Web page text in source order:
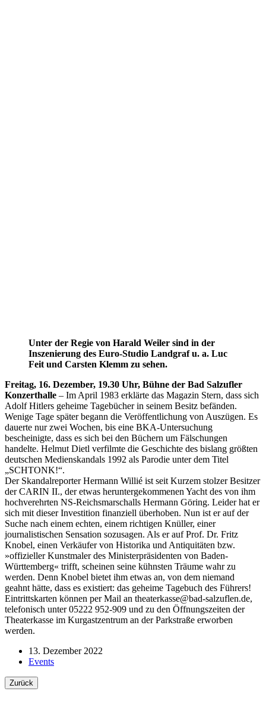
Unter der Regie von Harald Weiler sind in der
Inszenierung des Euro-Studio Landgraf u. a. Luc
Feit und Carsten Klemm zu sehen.
Freitag, 16. Dezember, 19.30 Uhr, Bühne der Bad Salzufler
Konzerthalle – Im April 1983 erklärte das Magazin Stern, dass sich
Adolf Hitlers geheime Tagebücher in seinem Besitz befänden.
Wenige Tage später begann die Veröffentlichung von Auszügen. Es
dauerte nur zwei Wochen, bis eine BKA-Untersuchung
bescheinigte, dass es sich bei den Büchern um Fälschungen
handelte. Helmut Dietl verfilmte die Geschichte des bislang größten
deutschen Medienskandals 1992 als Parodie unter dem Titel
„SCHTONK!“.
Der Skandalreporter Hermann Willié ist seit Kurzem stolzer Besitzer
der CARIN II., der etwas heruntergekommenen Yacht des von ihm
hochverehrten NS-Reichsmarschalls Hermann Göring. Leider hat er
sich mit dieser Investition finanziell überhoben. Nun ist er auf der
Suche nach einem echten, einem richtigen Knüller, einer
journalistischen Sensation sozusagen. Als er auf Prof. Dr. Fritz
Knobel, einen Verkäufer von Historika und Antiquitäten bzw.
»offizieller Kunstmaler des Ministerpräsidenten von Baden-
Württemberg« trifft, scheinen seine kühnsten Träume wahr zu
werden. Denn Knobel bietet ihm etwas an, von dem niemand
geahnt hätte, dass es existiert: das geheime Tagebuch des Führers!
Eintrittskarten können per Mail an theaterkasse@bad-salzuflen.de,
telefonisch unter 05222 952-909 und zu den Öffnungszeiten der
Theaterkasse im Kurgastzentrum an der Parkstraße erworben
werden.
13. Dezember 2022
Events